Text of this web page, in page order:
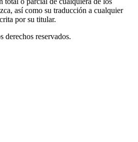
así como su traducción a cualquier
por su titular.
derechos reservados.